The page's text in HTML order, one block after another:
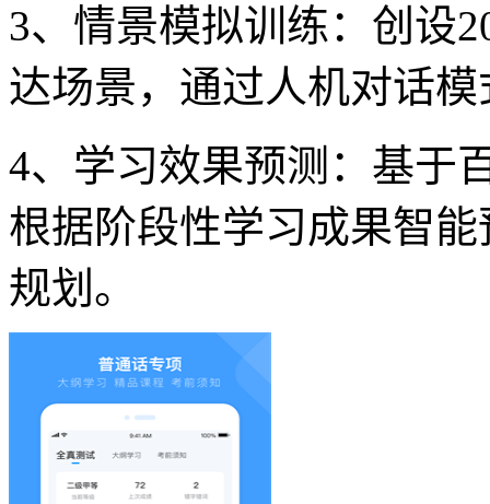
3、情景模拟训练：创设
达场景，通过人机对话
4、学习效果预测：基于
根据阶段性学习成果智
规划。